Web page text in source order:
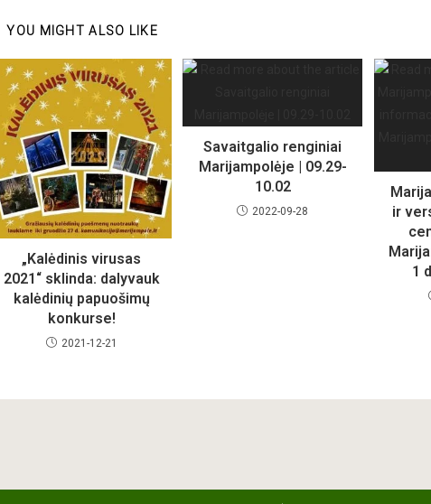
YOU MIGHT ALSO LIKE
„Kalėdinis virusas
2021“ sklinda: dalyvauk
kalėdinių papuošimų
konkurse!
2021-12-21
Savaitgalio renginiai
Marijampolėje | 09.29-
10.02
2022-09-28
ir
1